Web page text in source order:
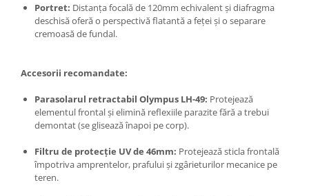
Portret: Distanța focală de 120mm echivalent și diafragma
deschisă oferă o perspectivă flatantă a feței și o separare
cremoasă de fundal.
Accesorii recomandate:
Parasolarul retractabil Olympus LH-49: Protejează
elementul frontal și elimină reflexiile parazite fără a trebui
demontat (se glisează înapoi pe corp).
Filtru de protecție UV de 46mm: Protejează sticla frontală
împotriva amprentelor, prafului și zgârieturilor mecanice pe
teren.